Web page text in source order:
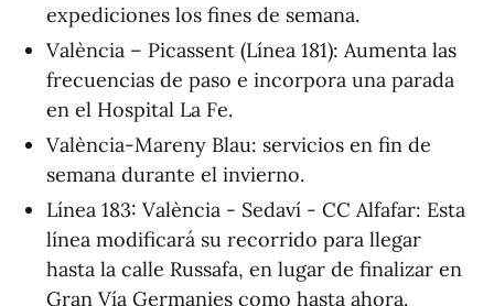
expediciones los fines de semana.
València – Picassent (Línea 181): Aumenta las
frecuencias de paso e incorpora una parada
en el Hospital La Fe.
València-Mareny Blau: servicios en fin de
semana durante el invierno.
Línea 183: València - Sedaví - CC Alfafar: Esta
línea modificará su recorrido para llegar
hasta la calle Russafa, en lugar de finalizar en
Gran Vía Germanies como hasta ahora.